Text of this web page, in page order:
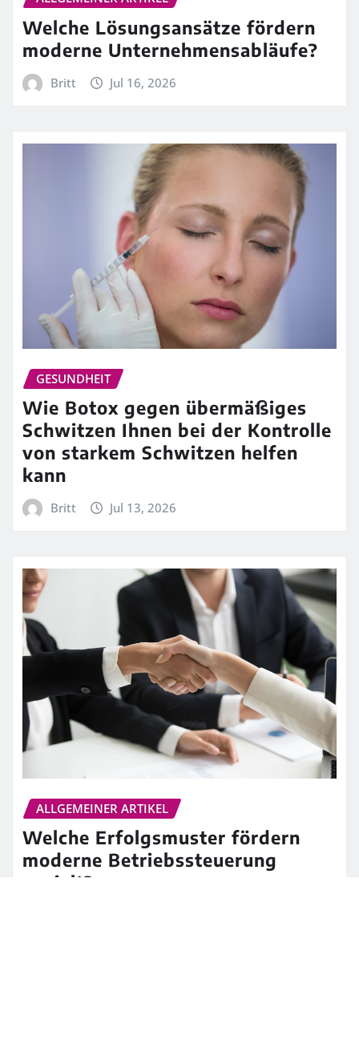
Welche Lösungsansätze fördern
moderne Unternehmensabläufe?
Britt Jul 16, 2026
GESUNDHEIT
Wie Botox gegen übermäßiges
Schwitzen Ihnen bei der Kontrolle
von starkem Schwitzen helfen
kann
Britt Jul 13, 2026
ALLGEMEINER ARTIKEL
Welche Erfolgsmuster fördern
moderne Betriebssteuerung
gezielt?